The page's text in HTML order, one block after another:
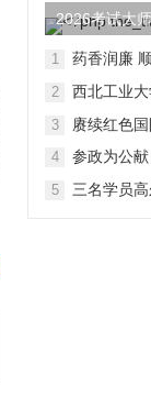
2026考试大
1
药香润廉
题党日活动
2
西北工业
3 赓续红色
4
参政为公
主题教育
5
三名学员